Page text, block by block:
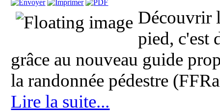
Découvrir
pied, c'est
grâce au nouveau guide
la randonnée pédestre
Lire la suite...